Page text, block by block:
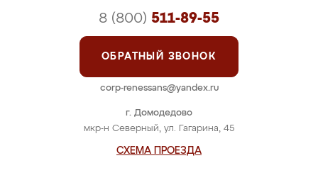
г. Домодедово
мкр-н Северный, ул. Гагарина, 45
СХЕМА ПРОЕЗДА
8 (800) 511-89-55
ОБРАТНЫЙ ЗВОНОК
corp-renessans@yandex.ru